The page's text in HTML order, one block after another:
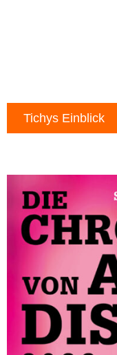
Tichys Einblick